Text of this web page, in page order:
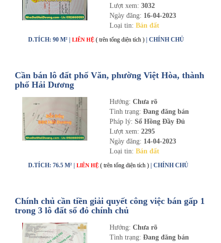
Lượt xem: 3032
Ngày đăng: 16-04-2023
Loại tin: Bán đất
D.TÍCH: 90 M² | LIÊN HỆ ( trên tổng diện tích ) | CHÍNH CHỦ
Cần bán lô đất phố Văn, phường Việt Hòa, thành
phố Hải Dương
Hướng: Chưa rõ
Tình trạng: Đang đăng bán
Pháp lý: Sổ Hồng Đầy Đủ
Lượt xem: 2295
Ngày đăng: 14-04-2023
Loại tin: Bán đất
D.TÍCH: 76.5 M² | LIÊN HỆ ( trên tổng diện tích ) | CHÍNH CHỦ
Chính chủ cần tiền giải quyết công việc bán gấp 1
trong 3 lô đất sổ đỏ chính chủ
Hướng: Chưa rõ
Tình trạng: Đang đăng bán